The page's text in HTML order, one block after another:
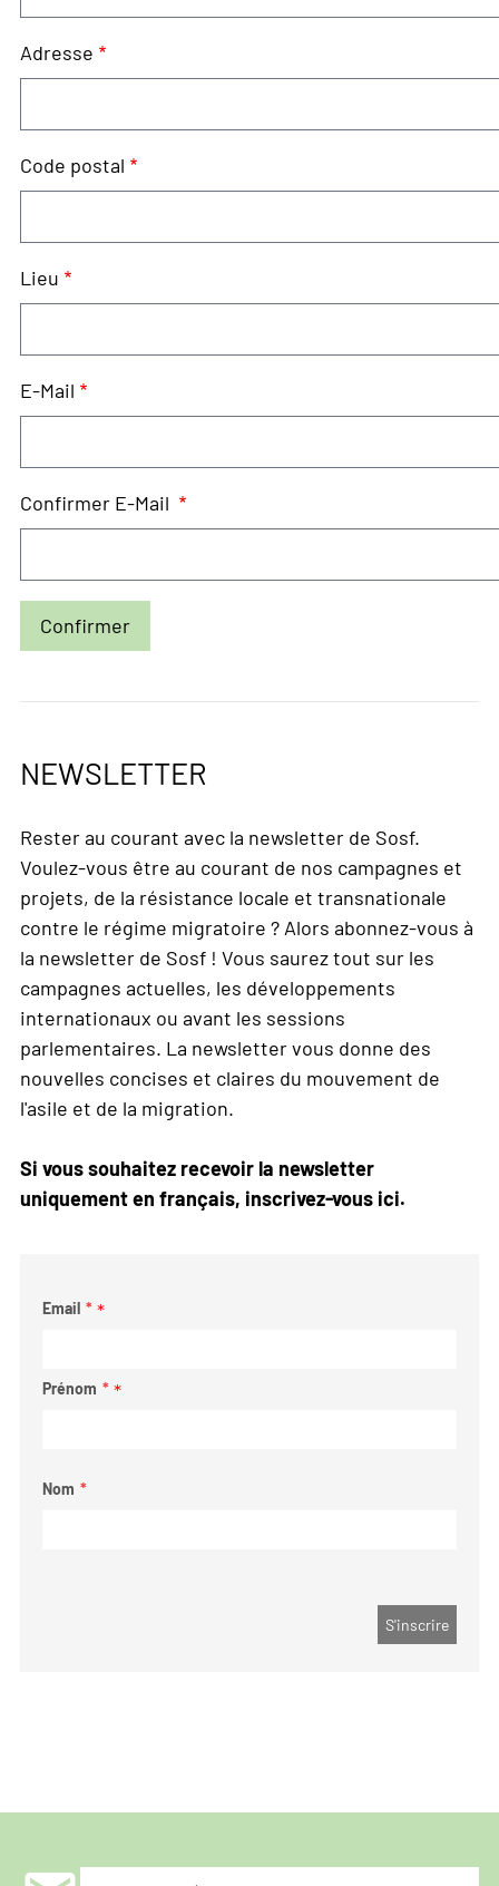
Adresse
Code postal
Lieu
E-
Mail
E-Mail
Confirmer E-Mail
NEWSLETTER
Rester au courant avec la newsletter de Sosf.
Voulez-vous être au courant de nos campagnes et
projets, de la résistance locale et transnationale
contre le régime migratoire ? Alors abonnez-vous à
la newsletter de Sosf ! Vous saurez tout sur les
campagnes actuelles, les développements
internationaux ou avant les sessions
parlementaires. La newsletter vous donne des
nouvelles concises et claires du mouvement de
l'asile et de la migration.
Si vous souhaitez recevoir la newsletter
uniquement en français, inscrivez-vous ici.
Email *
Prénom *
Nom